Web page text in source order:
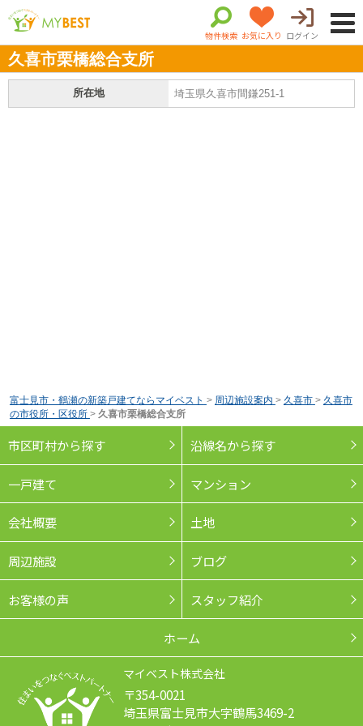
物件検索 お気に入り ログイン
久喜市栗橋総合支所
所在地 埼玉県久喜市間鎌251-1
富士見市・鶴瀬の新築戸建てならマイベスト > 周辺施設案内 > 久喜市 > 久喜市
の市役所・区役所 > 久喜市栗橋総合支所
市区町村から探す 沿線名から探す
一戸建て マンション
会社概要 土地
周辺施設 ブログ
お客様の声 スタッフ紹介
ホーム
マイベスト株式会社
〒354-0021
埼玉県富士見市大字鶴馬3469-2